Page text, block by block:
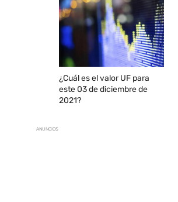
¿Cuál es el valor UF para
este 03 de diciembre de
2021?
ANUNCIOS